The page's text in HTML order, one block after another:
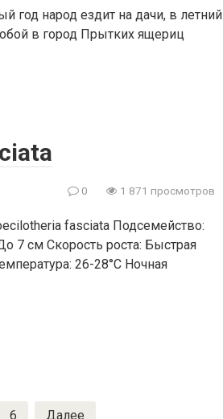
год народ ездит на дачи, в летний
в город Прытких ящериц
0 1 871 просмотров
fasciata Подсемейство:
7 см Скорость роста: Быстрая
26-28°C Ночная
6 Далее